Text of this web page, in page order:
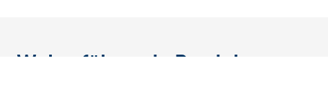
Weiterführende Produkte